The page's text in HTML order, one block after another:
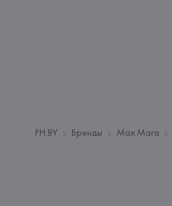
FH.BY Бренды Max Mara